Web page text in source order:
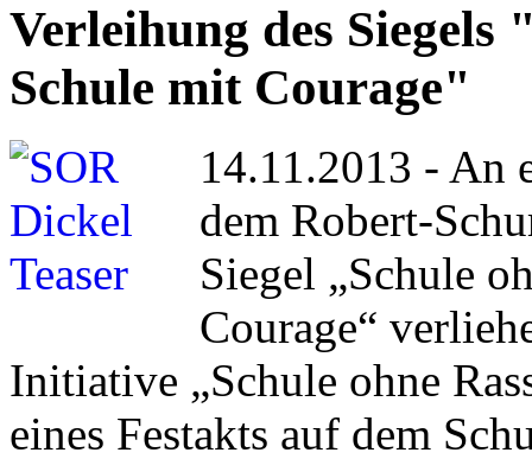
Verleihung des Siegels
Schule mit Courage"
14.11.2013 - An
dem Robert-
Siegel „Schule
Courage“
Initiative „Schule ohne
eines Festakts auf dem